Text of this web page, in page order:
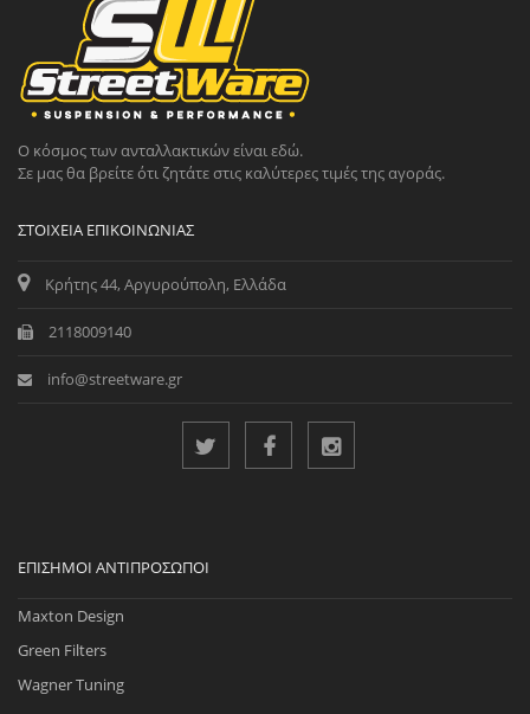
Ο κόσμος των ανταλλακτικών είναι εδώ.
Σε μας θα βρείτε ότι ζητάτε στις καλύτερες τιμές της αγοράς.
ΣΤΟΙΧΕΊΑ ΕΠΙΚΟΙΝΩΝΊΑΣ
Κρήτης 44, Αργυρούπολη, Ελλάδα
2118009140
info@streetware.gr
ΕΠΊΣΗΜΟΙ ΑΝΤΙΠΡΌΣΩΠΟΙ
Maxton Design
Green Filters
Wagner Tuning